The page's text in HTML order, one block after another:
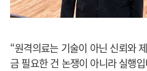
“원격의료는 기술이 아닌 신뢰와
금 필요한 건 논쟁이 아니라 실행